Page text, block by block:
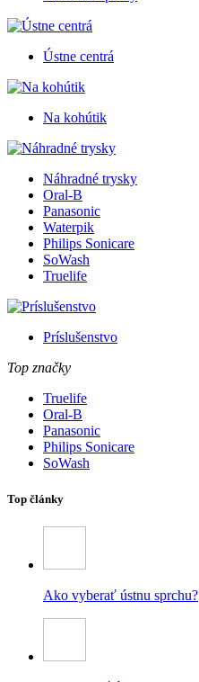
Ústne centrá
Na kohútik
Náhradné trysky
Oral-B
Panasonic
Waterpik
Philips Sonicare
SoWash
Truelife
Príslušenstvo
Top značky
Truelife
Oral-B
Panasonic
Philips Sonicare
SoWash
Top články
Ako vyberať ústnu sprchu?